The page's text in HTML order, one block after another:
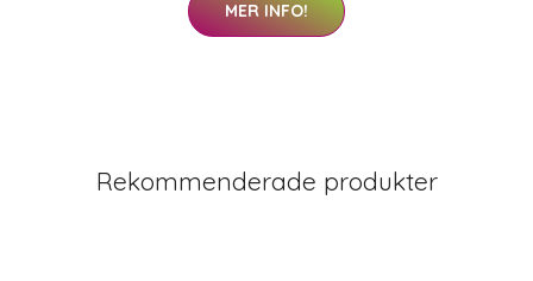
MER INFO!
Rekommenderade produkter